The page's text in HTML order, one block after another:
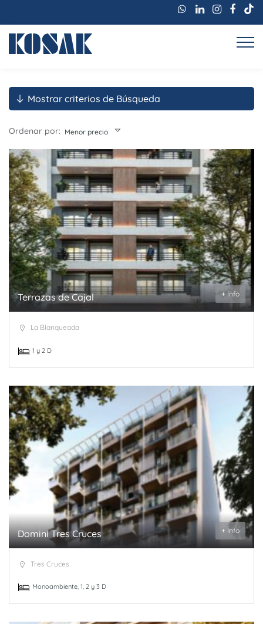
Mostrar criterios de Búsqueda
Ordenar por: Menor precio
Terrazas de Cajal + Info
La Blanqueada
1 y 2 D
Domini Tres Cruces + Info
Tres Cruces
Monoambiente, 1, 2 y 3 D